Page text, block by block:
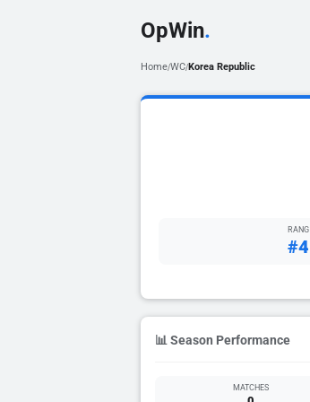
OpWin.
Home/WC/Korea Republic
RANG
#4
📊 Season Performance
MATCHES